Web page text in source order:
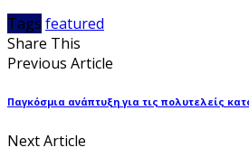
Tags featured
Share This
Previous Article
Παγκόσμια ανάπτυξη για τις πολυτελείς
Next Article